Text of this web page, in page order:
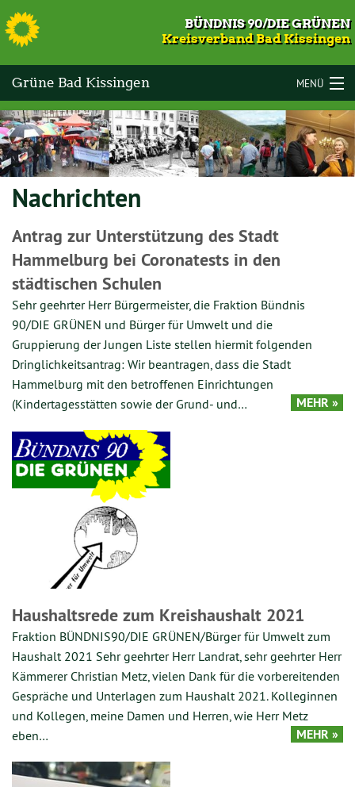
S
BÜNDNIS 90/DIE GRÜNEN
Kreisverband Bad Kissingen
Grüne Bad Kissingen MENÜ
LANDKREIS BAD KISSINGEN
VOR ORT
KOMMUNALWAHLEN 2026
MITMACHEN
KONTAKT
Nachrichten
Antrag zur Unterstützung des Stadt
Hammelburg bei Coronatests in den
städtischen Schulen
Sehr geehrter Herr Bürgermeister, die Fraktion Bündnis
90/DIE GRÜNEN und Bürger für Umwelt und die
Gruppierung der Jungen Liste stellen hiermit folgenden
Dringlichkeitsantrag: Wir beantragen, dass die Stadt
Hammelburg mit den betroffenen Einrichtungen
(Kindertagesstätten sowie der Grund- und…
MEHR »
Haushaltsrede zum Kreishaushalt 2021
Fraktion BÜNDNIS90/DIE GRÜNEN/Bürger für Umwelt zum
Haushalt 2021 Sehr geehrter Herr Landrat, sehr geehrter Herr
Kämmerer Christian Metz, vielen Dank für die vorbereitenden
Gespräche und Unterlagen zum Haushalt 2021. Kolleginnen
und Kollegen, meine Damen und Herren, wie Herr Metz
eben…
MEHR »